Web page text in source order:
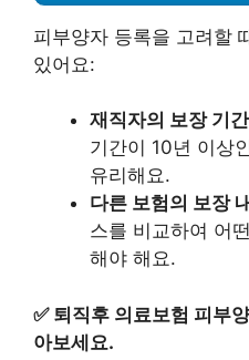
피부양자 등록을 고려할
있어요:
재직자의 보장 기
기간이 10년 이상
유리해요.
다른 보험의 보장
스를 비교하여 어
해야 해요.
✅ 퇴직후 의료보험 피부
아보세요.